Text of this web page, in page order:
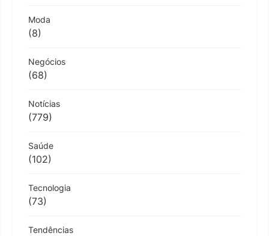
Moda
(8)
Negócios
(68)
Notícias
(779)
Saúde
(102)
Tecnologia
(73)
Tendências